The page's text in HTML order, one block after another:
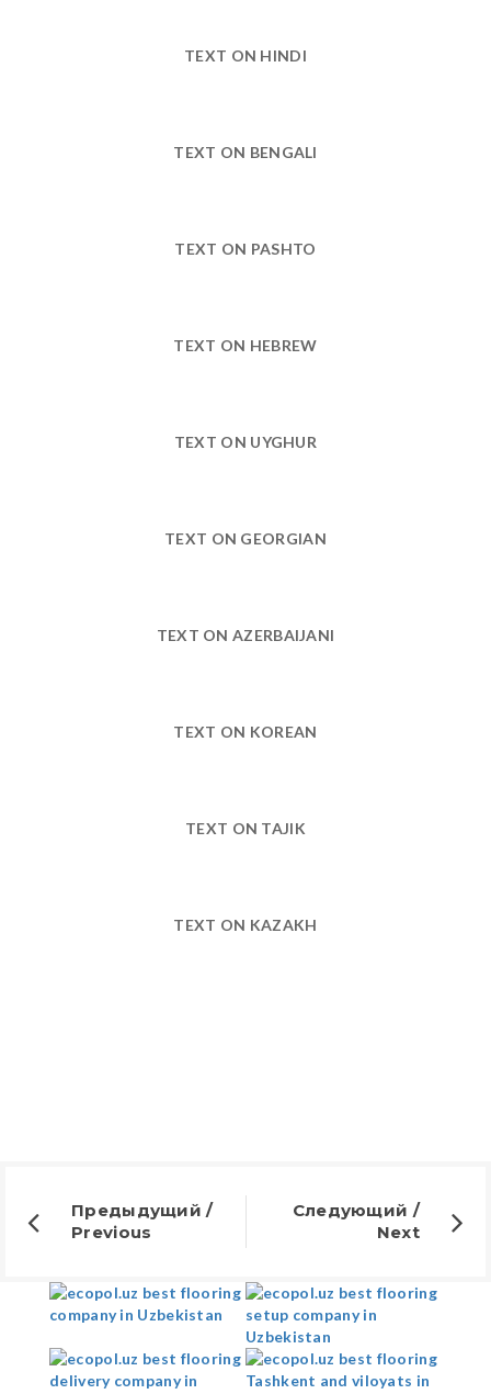
TEXT ON HINDI
TEXT ON BENGALI
TEXT ON PASHTO
TEXT ON HEBREW
TEXT ON UYGHUR
TEXT ON GEORGIAN
TEXT ON AZERBAIJANI
TEXT ON KOREAN
TEXT ON TAJIK
TEXT ON KAZAKH
Предыдущий /
Previous
Следующий /
Next